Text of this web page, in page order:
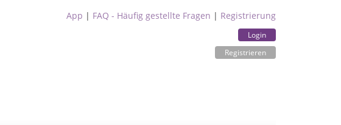
App | FAQ - Häufig gestellte Fragen | Registrierung
Login
Registrieren